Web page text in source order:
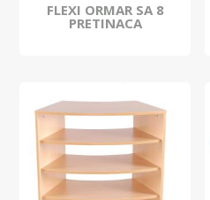
FLEXI ORMAR SA 8
PRETINACA